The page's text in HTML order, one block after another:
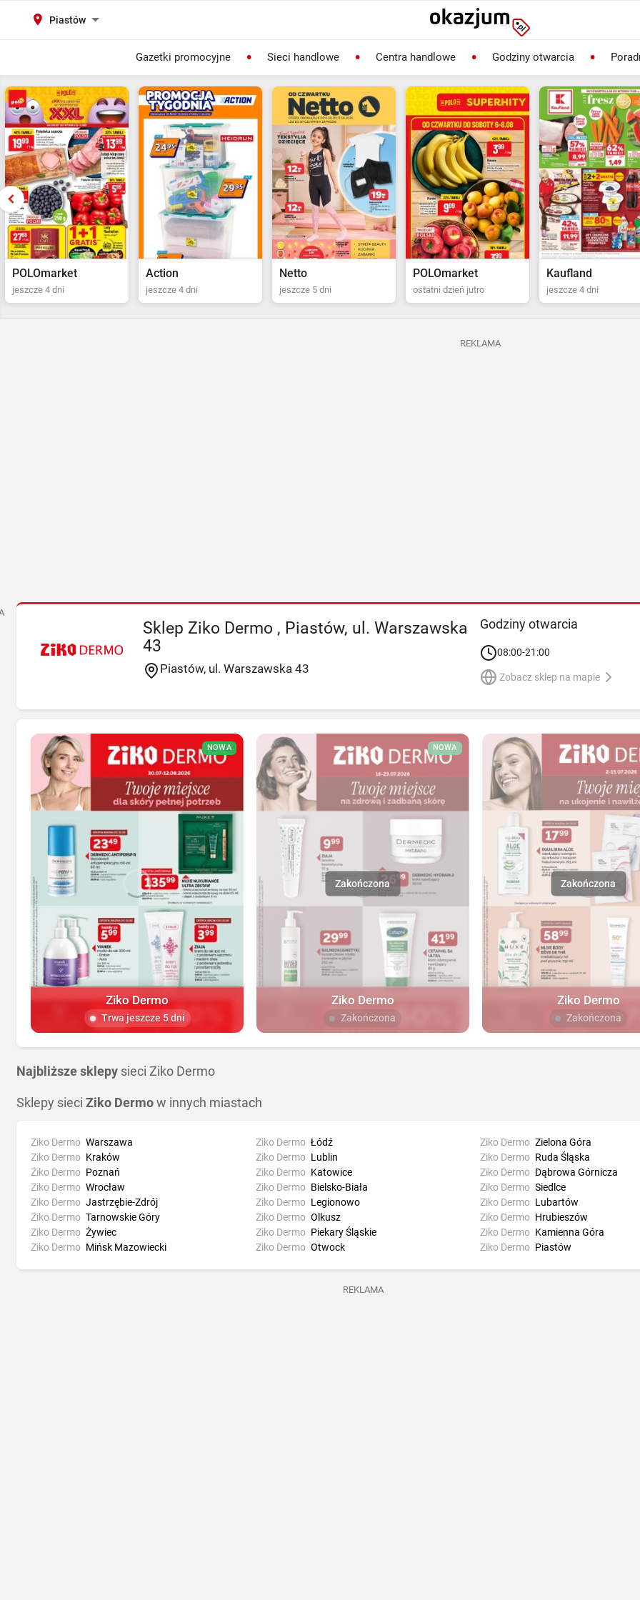
Piastów
Gazetki promocyjne Sieci handlowe Centra handlowe Godziny otwarcia
Action
jeszcze 4 dni
Netto
jeszcze 5 dni
POLOmarket
ostatni dzień jutro
Kaufland
jeszcze 4 dni
Biedronka
ostatni dzień jutro
REKLAMA
Sklep Ziko Dermo , Piastów, ul. Warszawska
43
Piastów, ul. Warszawska 43
Godziny otwarcia
08:00-21:00
Zobacz sklep na mapie
NOWA
Ziko Dermo
Trwa jeszcze 5 dni
NOWA
Ziko Dermo
Zakończona
Ziko Dermo
Zakończona
Najbliższe sklepy sieci Ziko Dermo
Sklepy sieci Ziko Dermo w innych miastach
Ziko Dermo Warszawa
Ziko Dermo Kraków
Ziko Dermo Poznań
Ziko Dermo Wrocław
Ziko Dermo Łódź
Ziko Dermo Lublin
Ziko Dermo Katowice
Ziko Dermo Bielsko-Biała
Ziko Dermo Zielona Góra
Ziko Dermo Ruda Śląska
Ziko Dermo Dąbrowa Górnicza
Ziko Dermo Siedlce
Ziko Dermo Jastrzębie-Zdrój
Ziko Dermo Tarnowskie Góry
Ziko Dermo Żywiec
Ziko Dermo Mińsk Mazowiecki
Ziko Dermo Legionowo
Ziko Dermo Olkusz
Ziko Dermo Piekary Śląskie
Ziko Dermo Otwock
Ziko Dermo Lubartów
Ziko Dermo Hrubieszów
Ziko Dermo Kamienna Góra
Ziko Dermo Piastów
REKLAMA